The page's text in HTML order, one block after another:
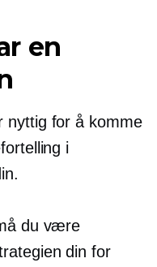
en
nyttig for å komme
i
du være
din for